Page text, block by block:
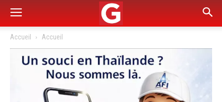
Accueil Accueil